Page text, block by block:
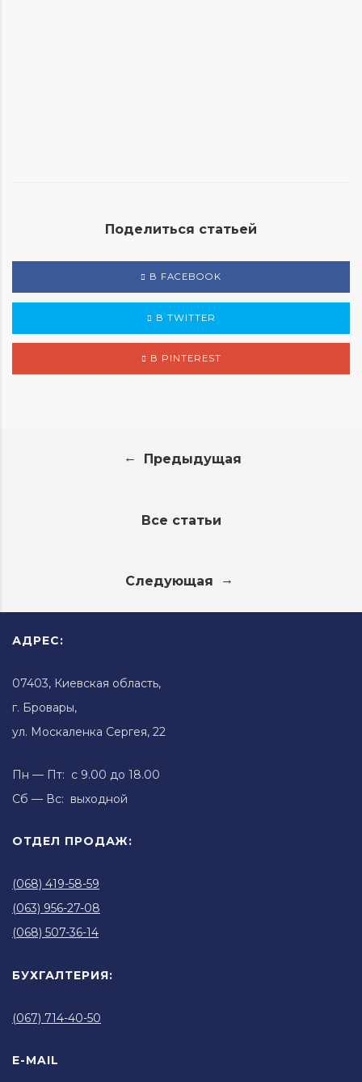
Поделиться статьей
В FACEBOOK
В TWITTER
В PINTEREST
← Предыдущая
Все статьи
Следующая →
АДРЕС:
07403, Киевская область,
г. Бровары,
ул. Москаленка Сергея, 22
Пн — Пт: с 9.00 до 18.00
Сб — Вс: выходной
ОТДЕЛ ПРОДАЖ:
(068) 419-58-59
(063) 956-27-08
(068) 507-36-14
БУХГАЛТЕРИЯ:
(067) 714-40-50
E-MAIL